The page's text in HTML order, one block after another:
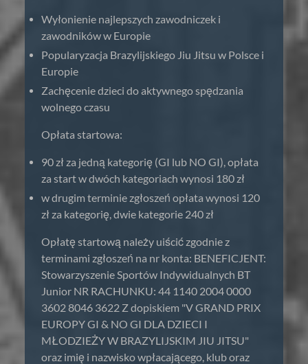
Wyłonienie najlepszych zawodniczek i
zawodników w Europie
Popularyzacja Brazylijskiego Jiu Jitsu w Polsce i
Europie
Zachęcenie dzieci do aktywnego spędzania
wolnego czasu
Opłata startowa:
90 zł za jedną kategorię (GI lub NO GI), opłata
za start w dwóch kategoriach wynosi 180 zł
w drugim terminie zgłoszeń opłata wynosi 120
zł za kategorię, dwie kategorie 240 zł
Opłatę startową należy uiścić zgodnie z
terminami zgłoszeń na nr konta: BENEFICJENT:
Stowarzyszenie Sportów Indywidualnych BT
Junior NR RACHUNKU: 44 1140 2004 0000
3602 8046 3622 Z dopiskiem "V GRAND PRIX
EUROPY GI & NO GI DLA DZIECI I
MŁODZIEŻY W BRAZYLIJSKIM JIU JITSU"
oraz imię i nazwisko wpłacającego, klub oraz